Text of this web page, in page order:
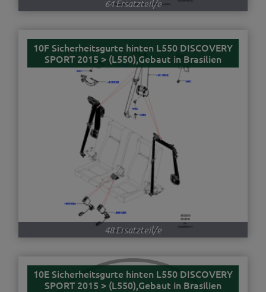
64 Ersatzteil/e
10F Sicherheitsgurte hinten L550 DISCOVERY
SPORT 2015 > (L550),Gebaut in Brasilien
48 Ersatzteil/e
10E Sicherheitsgurte hinten L550 DISCOVERY
SPORT 2015 > (L550),Gebaut in Brasilien